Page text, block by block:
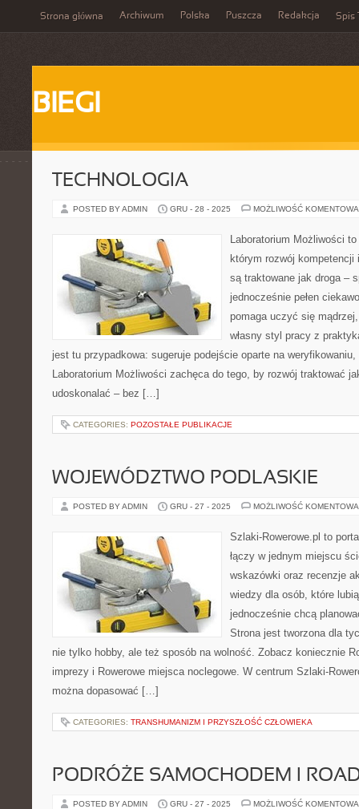
Strona główna Archiwum Polska Puszcza Redakcja Spis
BIEGI
TECHNOLOGIA
POSTED BY ADMIN GRU - 28 - 2025 MOŻLIWOŚĆ
Laboratorium Możliwości
którym rozwój
są traktowane jak droga –
jednocześnie pełen
pomaga uczyć się
własny styl pracy z
jest tu przypadkowa: sugeruje podejście oparte na
Laboratorium Możliwości zachęca do tego, by rozwój traktować
udoskonalać – bez […]
CATEGORIES: POZOSTAŁE PUBLIKACJE
WOJEWÓDZTWO PODLASKIE
POSTED BY ADMIN GRU - 27 - 2025 MOŻLIWOŚĆ
Szlaki-Rowerowe.pl to
łączy w jednym miejscu
wskazówki oraz recenzje
wiedzy dla osób, które
jednocześnie chcą
Strona jest tworzona dla
nie tylko hobby, ale też sposób na wolność. Zobacz koniecznie
imprezy i Rowerowe miejsca noclegowe. W centrum Szlaki-
można dopasować […]
CATEGORIES: TRANSHUMANIZM I PRZYSZŁOŚĆ CZŁOWIEKA
PODRÓŻE SAMOCHODEM I
POSTED BY ADMIN GRU - 27 - 2025 MOŻLIWOŚĆ